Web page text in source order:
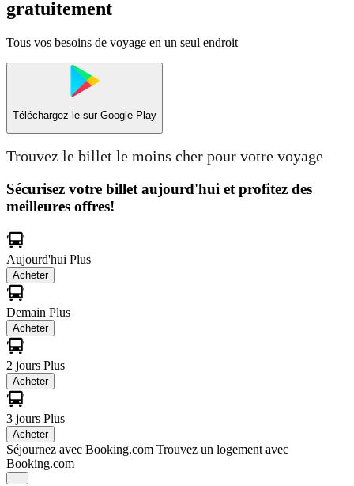
gratuitement
Tous vos besoins de voyage en un seul endroit
Téléchargez-le sur Google Play
Trouvez le billet le moins cher pour votre voyage
Sécurisez votre billet aujourd'hui et profitez des
meilleures offres!
Aujourd'hui Plus
Acheter
Demain Plus
Acheter
2 jours Plus
Acheter
3 jours Plus
Acheter
Séjournez avec Booking.com Trouvez un logement avec
Booking.com